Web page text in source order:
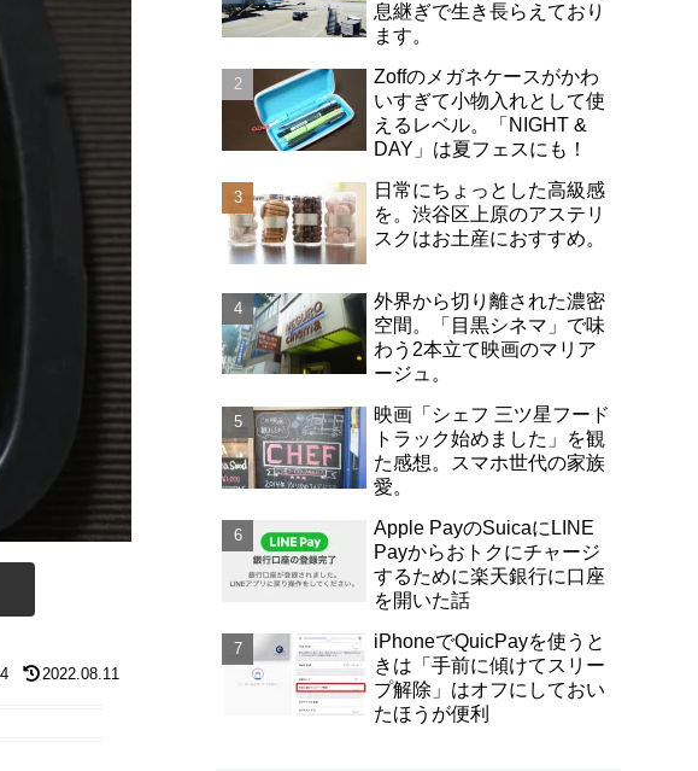
2022.08.11
息継ぎで生き長らえており
ます。
Zoffのメガネケースがかわ
いすぎて小物入れとして使
えるレベル。「NIGHT &
DAY」は夏フェスにも！
日常にちょっとした高級感
を。渋谷区上原のアステリ
スクはお土産におすすめ。
外界から切り離された濃密
空間。「目黒シネマ」で味
わう2本立て映画のマリア
ージュ。
映画「シェフ 三ツ星フード
トラック始めました」を観
た感想。スマホ世代の家族
愛。
Apple PayのSuicaにLINE
Payからおトクにチャージ
するために楽天銀行に口座
を開いた話
iPhoneでQuicPayを使うと
きは「手前に傾けてスリー
プ解除」はオフにしておい
たほうが便利